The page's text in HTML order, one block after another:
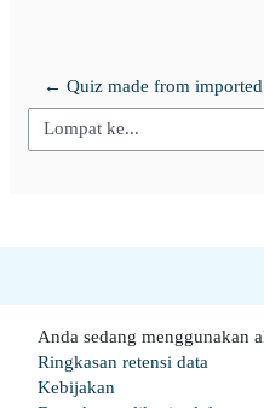
← Quiz made from
Lompat ke...
Anda sedang menggunakan
Ringkasan retensi data
Kebijakan